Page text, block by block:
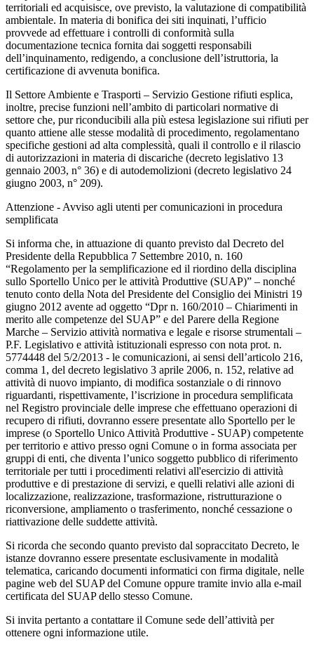
territoriali ed acquisisce, ove previsto, la valutazione di compatibilità
ambientale. In materia di bonifica dei siti inquinati, l’ufficio
provvede ad effettuare i controlli di conformità sulla
documentazione tecnica fornita dai soggetti responsabili
dell’inquinamento, redigendo, a conclusione dell’istruttoria, la
certificazione di avvenuta bonifica.
Il Settore Ambiente e Trasporti – Servizio Gestione rifiuti esplica,
inoltre, precise funzioni nell’ambito di particolari normative di
settore che, pur riconducibili alla più estesa legislazione sui rifiuti per
quanto attiene alle stesse modalità di procedimento, regolamentano
specifiche gestioni ad alta complessità, quali il controllo e il rilascio
di autorizzazioni in materia di discariche (decreto legislativo 13
gennaio 2003, n° 36) e di autodemolizioni (decreto legislativo 24
giugno 2003, n° 209).
Attenzione - Avviso agli utenti per comunicazioni in procedura
semplificata
Si informa che, in attuazione di quanto previsto dal Decreto del
Presidente della Repubblica 7 Settembre 2010, n. 160
“Regolamento per la semplificazione ed il riordino della disciplina
sullo Sportello Unico per le attività Produttive (SUAP)” – nonché
tenuto conto della Nota del Presidente del Consiglio dei Ministri 19
giugno 2012 avente ad oggetto “Dpr n. 160/2010 – Chiarimenti in
merito alle competenze del SUAP” e del Parere della Regione
Marche – Servizio attività normativa e legale e risorse strumentali –
P.F. Legislativo e attività istituzionali espresso con nota prot. n.
5774448 del 5/2/2013 - le comunicazioni, ai sensi dell’articolo 216,
comma 1, del decreto legislativo 3 aprile 2006, n. 152, relative ad
attività di nuovo impianto, di modifica sostanziale o di rinnovo
riguardanti, rispettivamente, l’iscrizione in procedura semplificata
nel Registro provinciale delle imprese che effettuano operazioni di
recupero di rifiuti, dovranno essere presentate allo Sportello per le
imprese (o Sportello Unico Attività Produttive - SUAP) competente
per territorio e attivo presso ogni Comune o in forma associata per
gruppi di enti, che diventa l’unico soggetto pubblico di riferimento
territoriale per tutti i procedimenti relativi all'esercizio di attività
produttive e di prestazione di servizi, e quelli relativi alle azioni di
localizzazione, realizzazione, trasformazione, ristrutturazione o
riconversione, ampliamento o trasferimento, nonché cessazione o
riattivazione delle suddette attività.
Si ricorda che secondo quanto previsto dal sopraccitato Decreto, le
istanze dovranno essere presentate esclusivamente in modalità
telematica, caricando documenti informatici con firma digitale, nelle
pagine web del SUAP del Comune oppure tramite invio alla e-mail
certificata del SUAP dello stesso Comune.
Si invita pertanto a contattare il Comune sede dell’attività per
ottenere ogni informazione utile.